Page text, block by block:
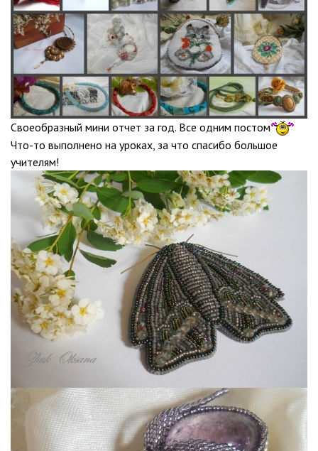
Своеобразный мини отчет за год. Все одним постом
Что-то выполнено на уроках, за что спасибо большое
учителям!